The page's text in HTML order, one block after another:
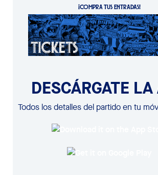
¡COMPRA TUS ENTRADAS!
DESCÁRGATE
Todos los detalles del partido en tu